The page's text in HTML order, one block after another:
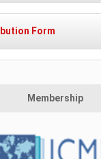
Form
Membership